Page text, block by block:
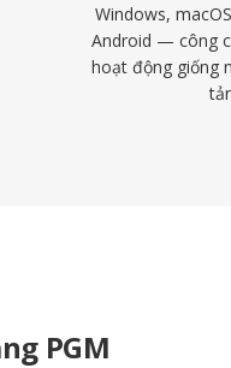
Windows,
Android — công
hoạt động giống
PGM